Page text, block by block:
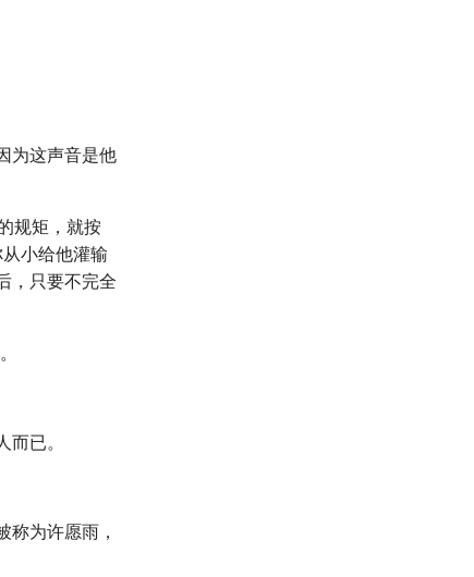
为这声音是他
规矩，就按
小给他灌输
，只要不完全
已。
为许愿雨，